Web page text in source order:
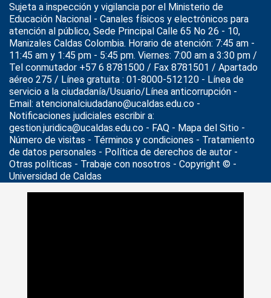
Sujeta a inspección y vigilancia por el Ministerio de
Educación Nacional - Canales físicos y electrónicos para
atención al público, Sede Principal Calle 65 No 26 - 10,
Manizales Caldas Colombia. Horario de atención: 7:45 am -
11:45 am y 1:45 pm - 5:45 pm. Viernes: 7:00 am a 3:30 pm /
Tel conmutador +57 6 8781500 / Fax 8781501 / Apartado
aéreo 275 / Línea gratuita : 01-8000-512120 - Línea de
servicio a la ciudadanía/Usuario/Línea anticorrupción -
Email: atencionalciudadano@ucaldas.edu.co -
Notificaciones judiciales escribir a:
gestion.juridica@ucaldas.edu.co - FAQ - Mapa del Sitio -
Número de visitas - Términos y condiciones - Tratamiento
de datos personales - Política de derechos de autor -
Otras políticas - Trabaje con nosotros - Copyright © -
Universidad de Caldas